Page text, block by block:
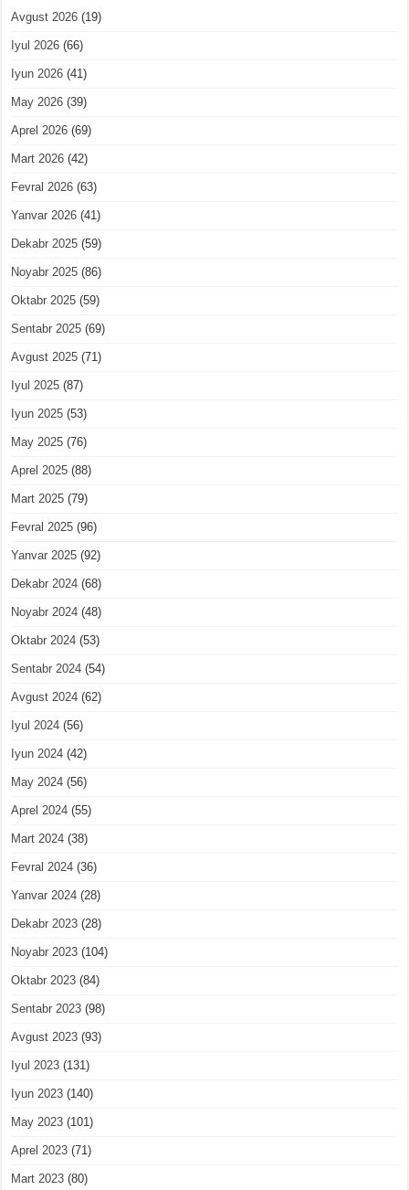
Avgust 2026 (19)
Iyul 2026 (66)
Iyun 2026 (41)
May 2026 (39)
Aprel 2026 (69)
Mart 2026 (42)
Fevral 2026 (63)
Yanvar 2026 (41)
Dekabr 2025 (59)
Noyabr 2025 (86)
Oktabr 2025 (59)
Sentabr 2025 (69)
Avgust 2025 (71)
Iyul 2025 (87)
Iyun 2025 (53)
May 2025 (76)
Aprel 2025 (88)
Mart 2025 (79)
Fevral 2025 (96)
Yanvar 2025 (92)
Dekabr 2024 (68)
Noyabr 2024 (48)
Oktabr 2024 (53)
Sentabr 2024 (54)
Avgust 2024 (62)
Iyul 2024 (56)
Iyun 2024 (42)
May 2024 (56)
Aprel 2024 (55)
Mart 2024 (38)
Fevral 2024 (36)
Yanvar 2024 (28)
Dekabr 2023 (28)
Noyabr 2023 (104)
Oktabr 2023 (84)
Sentabr 2023 (98)
Avgust 2023 (93)
Iyul 2023 (131)
Iyun 2023 (140)
May 2023 (101)
Aprel 2023 (71)
Mart 2023 (80)